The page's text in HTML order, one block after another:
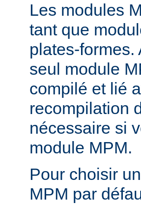
Les modules
tant que
plates-formes.
seul module
compilé et lié
recompilation
nécessaire si
module MPM.
Pour choisir
MPM par